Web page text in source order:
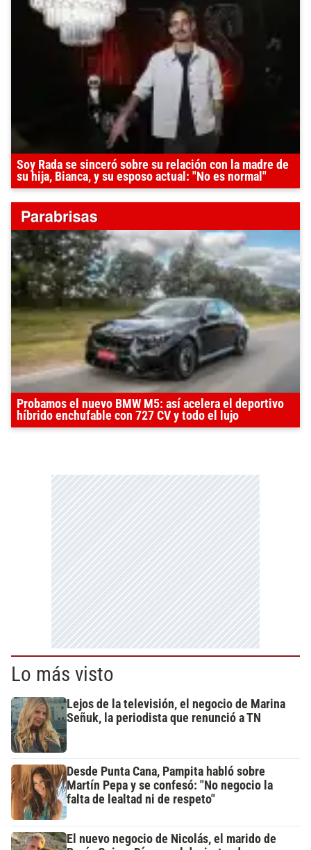
Soy Rada se sinceró sobre su relación con la madre de
su hija, Bianca, y su esposo actual: "No es normal"
Probamos el nuevo BMW M5: así acelera el deportivo
híbrido enchufable con 727 CV y todo el lujo
Lo más visto
Lejos de la televisión, el negocio de Marina
Señuk, la periodista que renunció a TN
Desde Punta Cana, Pampita habló sobre
Martín Pepa y se confesó: "No negocio la
falta de lealtad ni de respeto"
El nuevo negocio de Nicolás, el marido de